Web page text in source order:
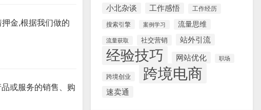
金,根据我们做的
或服务的销售、购
小北杂谈 工作感悟 工作经历
搜索引擎 案例学习 流量思维
流量获取 社交营销 站外引流
经验技巧 网站优化 职场
跨境创业 跨境电商
速卖通